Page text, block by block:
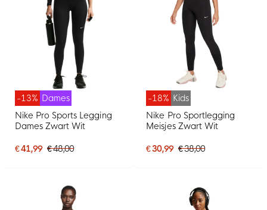
-13% Dames
Nike Pro Sports Legging
Dames Zwart Wit
€ 41,99 € 48,00
-18% Kids
Nike Pro Sportlegging
Meisjes Zwart Wit
€ 30,99 € 38,00